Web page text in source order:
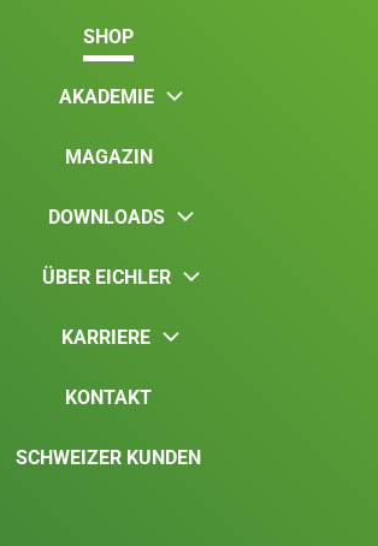
SHOP
AKADEMIE
MAGAZIN
DOWNLOADS
ÜBER EICHLER
KARRIERE
KONTAKT
SCHWEIZER KUNDEN